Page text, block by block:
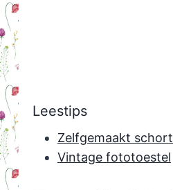
Leestips
Zelfgemaakt schort
Vintage fototoestel